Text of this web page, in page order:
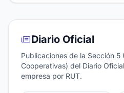
Diario Oficial
Publicaciones de la Sección 5
Cooperativas) del Diario
empresa por RUT.